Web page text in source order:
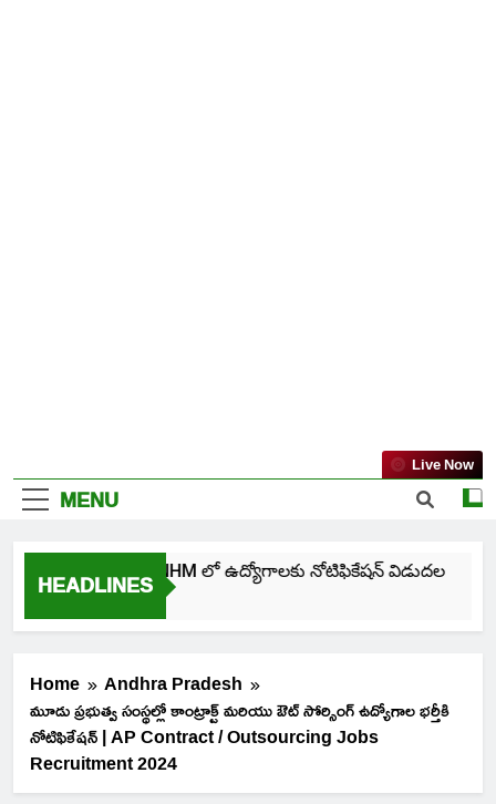
MENU
Live Now
HEADLINES
తెలంగాణ NHM లో ఉద్యోగాలకు నోటిఫికేషన్ విడుదల
Home
Andhra Pradesh
మూడు ప్రభుత్వ సంస్థల్లో కాంట్రాక్ట్ మరియు ఔట్ సోర్సింగ్ ఉద్యోగాల భర్తీకి
నోటిఫికేషన్ | AP Contract / Outsourcing Jobs
Recruitment 2024